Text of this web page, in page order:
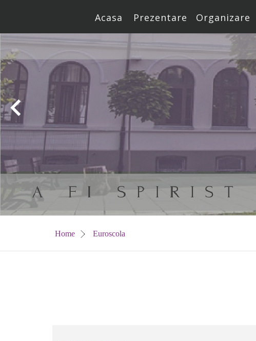
Acasa Prezentare Organizare
Home Euroscola